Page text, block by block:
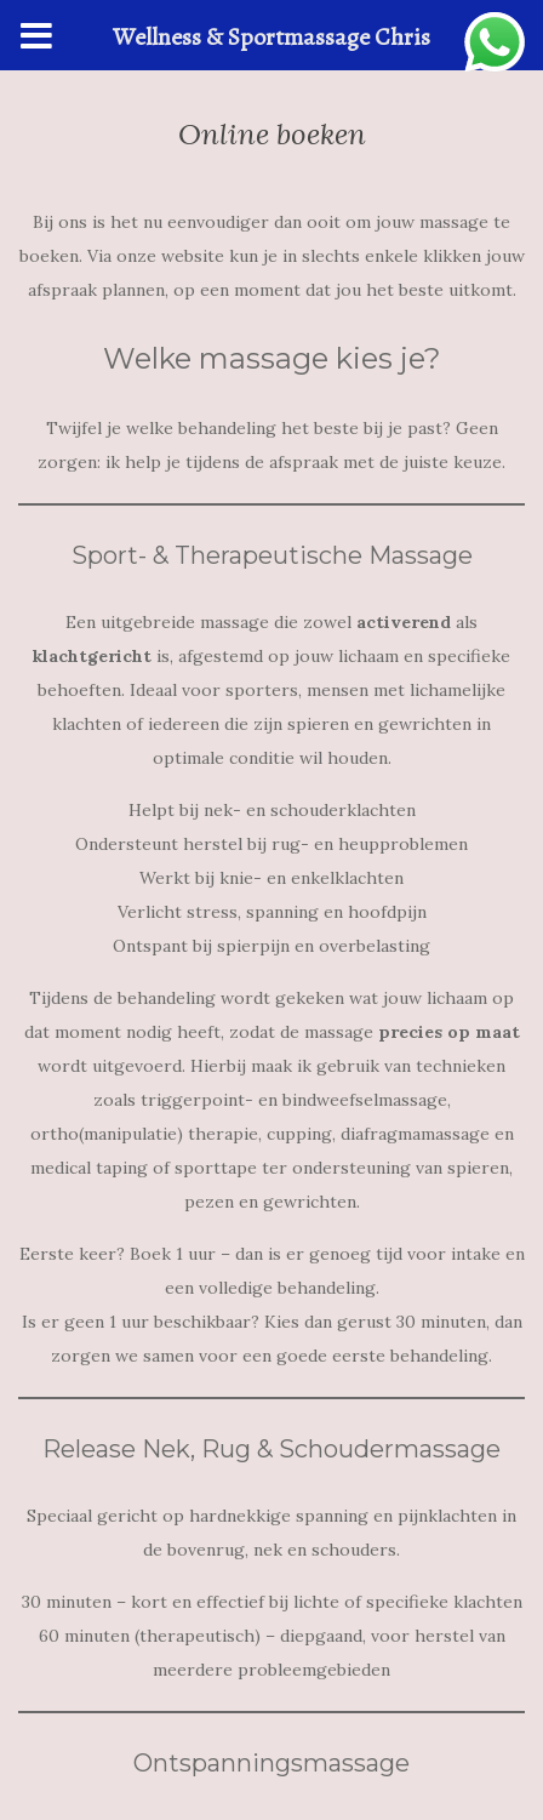
Online boeken
Bij ons is het nu eenvoudiger dan ooit om jouw massage te
boeken. Via onze website kun je in slechts enkele klikken jouw
afspraak plannen, op een moment dat jou het beste uitkomt.
Welke massage kies je?
Twijfel je welke behandeling het beste bij je past? Geen
zorgen: ik help je tijdens de afspraak met de juiste keuze.
Sport- & Therapeutische Massage
Een uitgebreide massage die zowel activerend als
klachtgericht is, afgestemd op jouw lichaam en specifieke
behoeften. Ideaal voor sporters, mensen met lichamelijke
klachten of iedereen die zijn spieren en gewrichten in
optimale conditie wil houden.
Helpt bij nek- en schouderklachten
Ondersteunt herstel bij rug- en heupproblemen
Werkt bij knie- en enkelklachten
Verlicht stress, spanning en hoofdpijn
Ontspant bij spierpijn en overbelasting
Tijdens de behandeling wordt gekeken wat jouw lichaam op
dat moment nodig heeft, zodat de massage precies op maat
wordt uitgevoerd. Hierbij maak ik gebruik van technieken
zoals triggerpoint- en bindweefselmassage,
ortho(manipulatie) therapie, cupping, diafragmamassage en
medical taping of sporttape ter ondersteuning van spieren,
pezen en gewrichten.
Eerste keer? Boek 1 uur – dan is er genoeg tijd voor intake en
een volledige behandeling.
Is er geen 1 uur beschikbaar? Kies dan gerust 30 minuten, dan
zorgen we samen voor een goede eerste behandeling.
Release Nek, Rug & Schoudermassage
Speciaal gericht op hardnekkige spanning en pijnklachten in
de bovenrug, nek en schouders.
30 minuten – kort en effectief bij lichte of specifieke klachten
60 minuten (therapeutisch) – diepgaand, voor herstel van
meerdere probleemgebieden
Ontspanningsmassage
Wellness & Sportmassage Chris